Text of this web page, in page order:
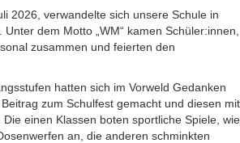
2026, verwandelte sich unsere Schule in
dem Motto „WM“ kamen Schüler:innen,
zusammen und feierten den
hatten sich im Vorweld Gedanken
zum Schulfest gemacht und diesen mit
einen Klassen boten sportliche Spiele, wie
an, die anderen schminkten